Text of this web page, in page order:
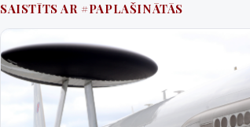
SAISTĪTS AR #PAPLAŠINĀTĀS